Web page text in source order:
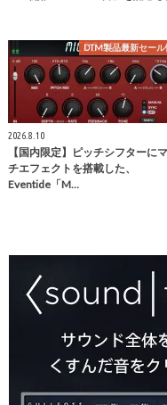
DTM製品最新セー
2026.8.10
【国内限定】ピッチシフターに
チエフェクトを搭載した、
Eventide「M…